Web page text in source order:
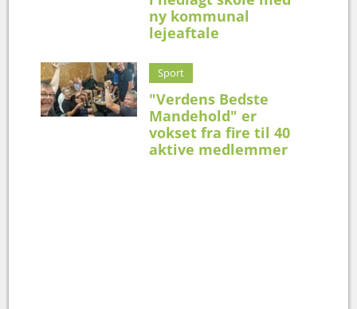
ny kommunal
lejeaftale
Sport
"Verdens Bedste
Mandehold" er
vokset fra fire til 40
aktive medlemmer